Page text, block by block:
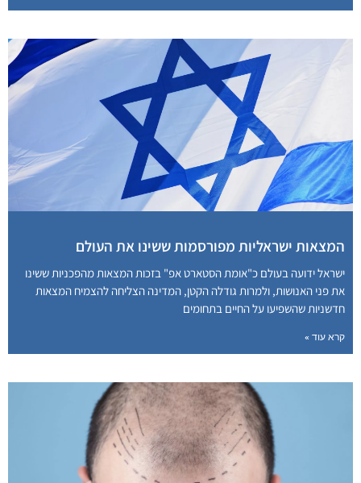
המצאות ישראליות מפורסמות ששינו את העולם
ישראל ידועה בעולם כ"אומת הסטארט אפ" בזכות המצאות מהפכניות ששינו
את פני האנושות, ולמרות גודלה הקטן, המדינה הצליחה להצמיח המצאות
חדשניות שהשפיעו על החיים בתחומים
קרא עוד »